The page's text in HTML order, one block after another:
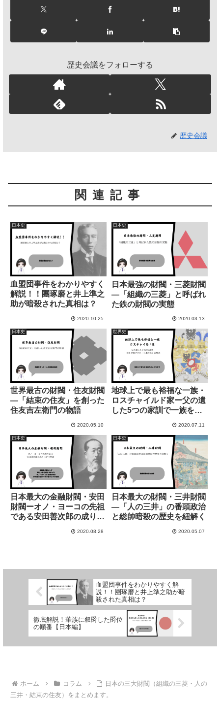
歴史会議をフォローする
歴史会議
関連記事
日本史
血盟団事件をわかりやすく
解説！！團琢磨と井上準之
助が暗殺された真相は？
2020.10.25
日本史
日本最強の財閥・三菱財閥
―「組織の三菱」と呼ばれ
た鉄の財閥の実態
2020.03.13
日本史
世界最古の財閥・住友財閥
―「結束の住友」を創った
住友吉左衛門の物語
2020.05.10
世界史
地球上で最も裕福な一族・
ロスチャイルド家ー父の遺
した5つの家訓で一族を発
2020.07.11
日本史
日本最大の金融財閥・安田
財閥ーオノ・ヨーコの先祖
である安田善次郎の成り上
2020.08.28
日本史
日本最大の財閥・三井財閥
―「人の三井」の番頭政治
と総帥暗殺の歴史を紐解く
2020.05.07
血盟団事件をわかりやすく解
説！！團琢磨と井上準之助が暗
殺された真相は？
徹底解説！華族に叙爵した爵位
の順番【日本編】
ホーム コラム
日本の三大財閥（組織の三菱・人の
三井・結束の住友）をまとめます。